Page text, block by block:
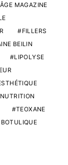
MAGAZINE
FILLERS
BEILIN
LIPOLYSE
NUTRITION
TEOXANE